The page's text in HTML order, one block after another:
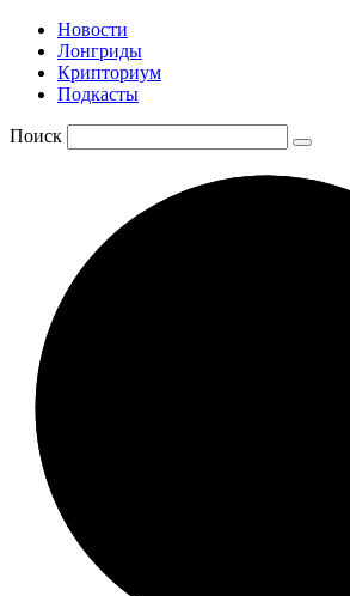
Новости
Лонгриды
Крипториум
Подкасты
Поиск